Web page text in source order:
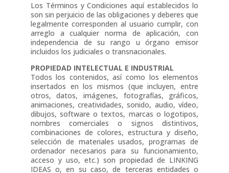
Los Términos y Condiciones aquí establecidos lo
son sin perjuicio de las obligaciones y deberes que
legalmente corresponden al usuario cumplir, con
arreglo a cualquier norma de aplicación, con
independencia de su rango u órgano emisor
incluidos los judiciales o transnacionales.
PROPIEDAD INTELECTUAL E INDUSTRIAL
Todos los contenidos, así como los elementos
insertados en los mismos (que incluyen, entre
otros, datos, imágenes, fotografías, gráficos,
animaciones, creatividades, sonido, audio, vídeo,
dibujos, software o textos, marcas o logotipos,
nombres comerciales o signos distintivos,
combinaciones de colores, estructura y diseño,
selección de materiales usados, programas de
ordenador necesarios para su funcionamiento,
acceso y uso, etc.) son propiedad de LINKING
IDEAS o, en su caso, de terceras entidades o